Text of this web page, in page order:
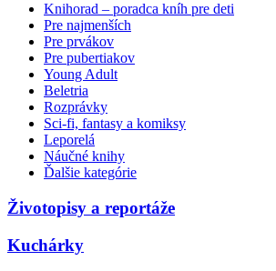
Knihorad – poradca kníh pre deti
Pre najmenších
Pre prvákov
Pre pubertiakov
Young Adult
Beletria
Rozprávky
Sci-fi, fantasy a komiksy
Leporelá
Náučné knihy
Ďalšie kategórie
Životopisy a reportáže
Kuchárky